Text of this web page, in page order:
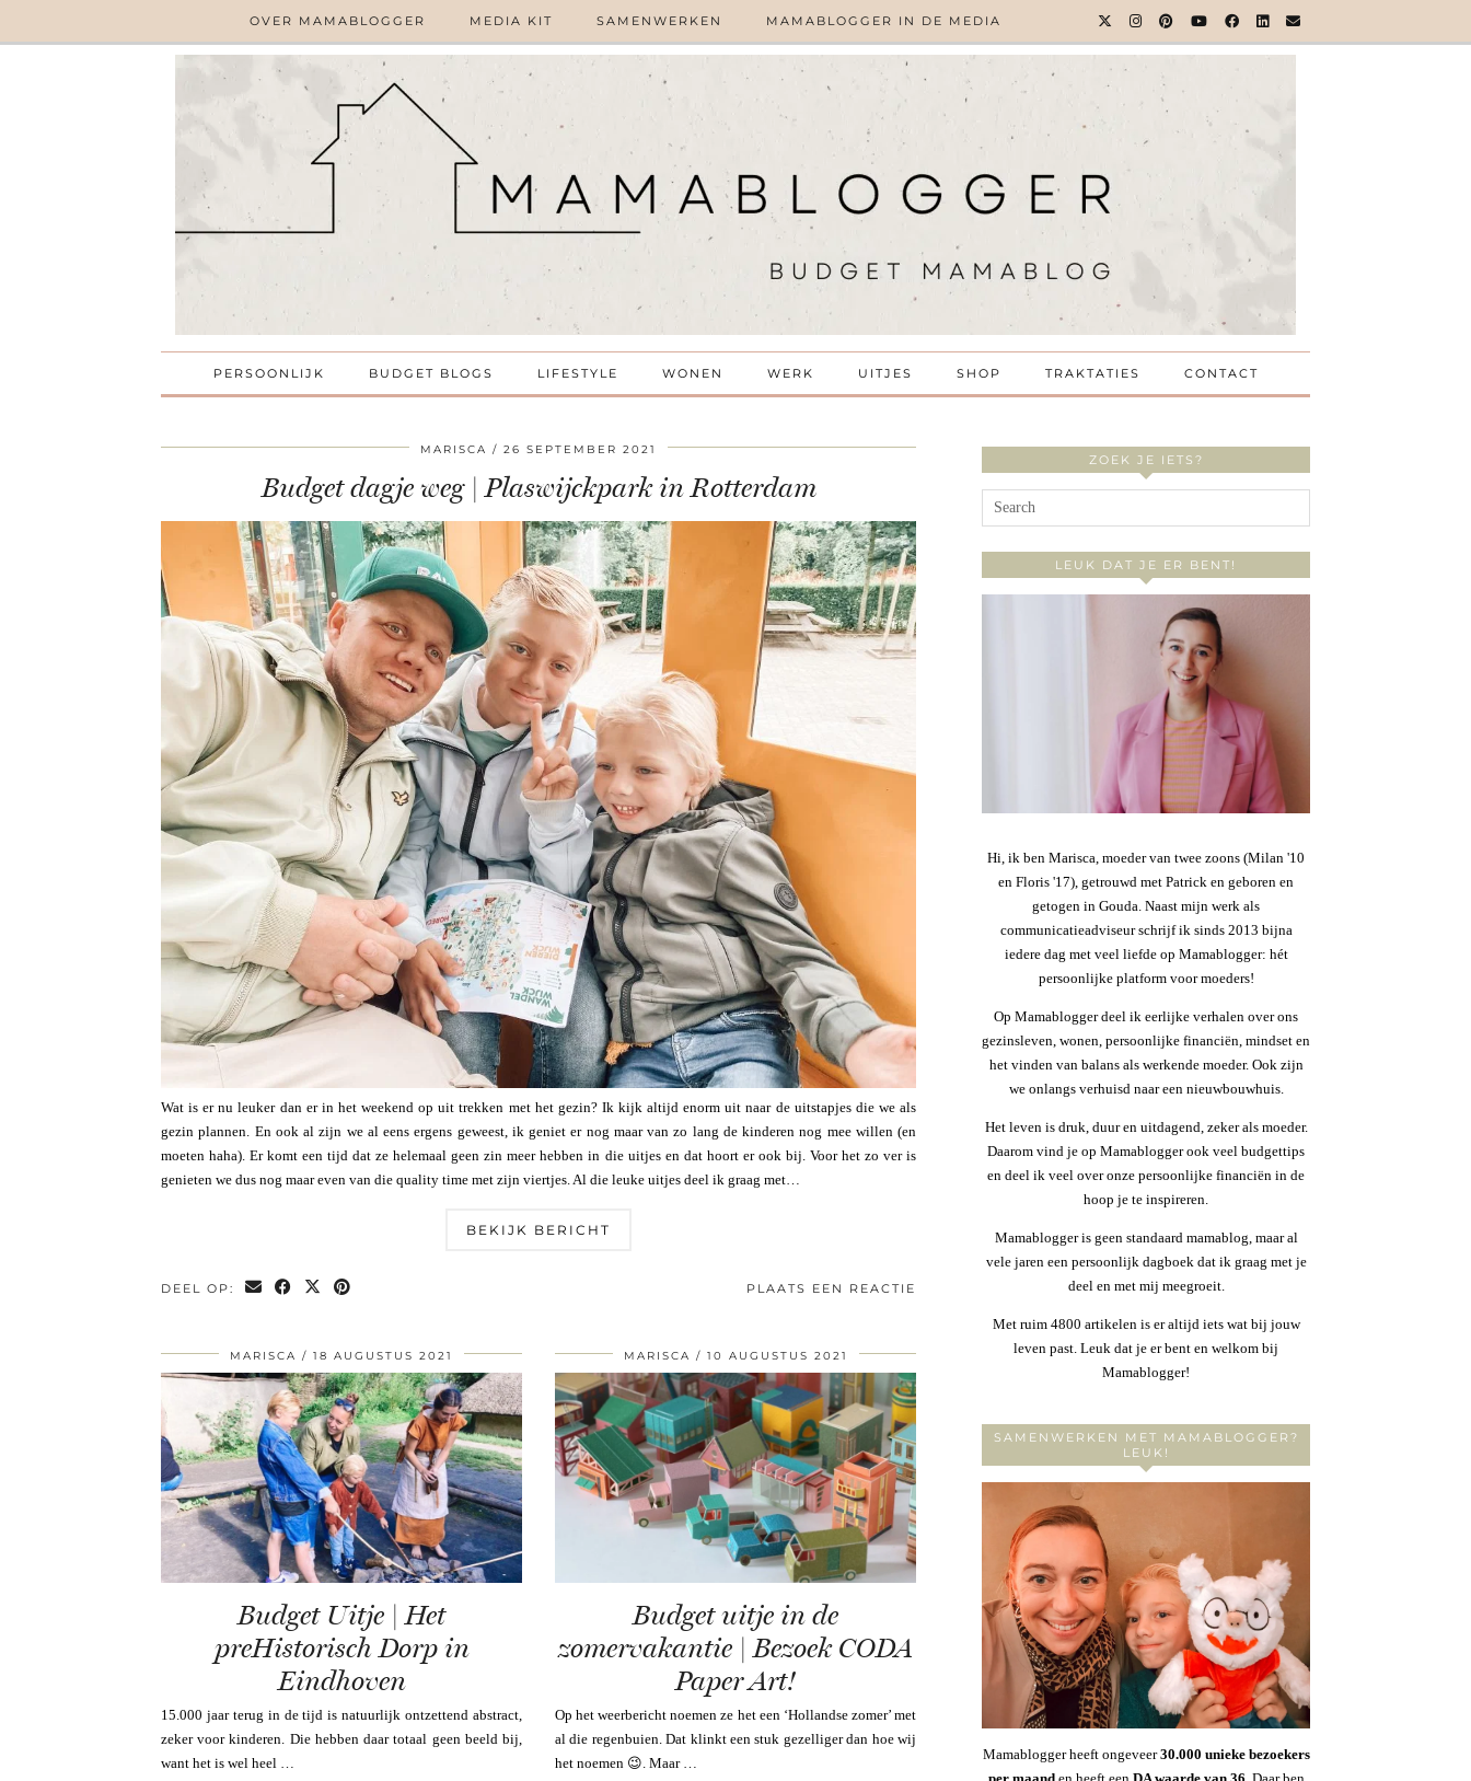
OVER MAMABLOGGER MEDIA KIT SAMENWERKEN MAMABLOGGER IN DE MEDIA
PERSOONLIJK BUDGET BLOGS LIFESTYLE WONEN WERK UITJES SHOP TRAKTATIES CONTACT
MARISCA 26 SEPTEMBER 2021
Budget dagje weg | Plaswijckpark in Rotterdam
Wat is er nu leuker dan er in het weekend op uit trekken met het gezin? Ik kijk altijd enorm uit naar de uitstapjes die we als
gezin plannen. En ook al zijn we al eens ergens geweest, ik geniet er nog maar van zo lang de kinderen nog mee willen (en
moeten haha). Er komt een tijd dat ze helemaal geen zin meer hebben in die uitjes en dat hoort er ook bij. Voor het zo ver is
genieten we dus nog maar even van die quality time met zijn viertjes. Al die leuke uitjes deel ik graag met…
BEKIJK BERICHT
DEEL OP: PLAATS EEN REACTIE
MARISCA 18 AUGUSTUS 2021
Budget Uitje | Het
preHistorisch Dorp in
Eindhoven
15.000 jaar terug in de tijd is natuurlijk ontzettend abstract,
zeker voor kinderen. Die hebben daar totaal geen beeld bij,
want het is wel heel …
MARISCA 10 AUGUSTUS 2021
Budget uitje in de
zomervakantie | Bezoek CODA
Paper Art!
Op het weerbericht noemen ze het een ‘Hollandse zomer’ met
al die regenbuien. Dat klinkt een stuk gezelliger dan hoe wij
het noemen 😉. Maar …
ZOEK JE IETS?
LEUK DAT JE ER BENT!
Hi, ik ben Marisca, moeder van twee zoons (Milan '10
en Floris '17), getrouwd met Patrick en geboren en
getogen in Gouda. Naast mijn werk als
communicatieadviseur schrijf ik sinds 2013 bijna
iedere dag met veel liefde op Mamablogger: hét
persoonlijke platform voor moeders!
Op Mamablogger deel ik eerlijke verhalen over ons
gezinsleven, wonen, persoonlijke financiën, mindset en
het vinden van balans als werkende moeder. Ook zijn
we onlangs verhuisd naar een nieuwbouwhuis.
Het leven is druk, duur en uitdagend, zeker als moeder.
Daarom vind je op Mamablogger ook veel budgettips
en deel ik veel over onze persoonlijke financiën in de
hoop je te inspireren.
Mamablogger is geen standaard mamablog, maar al
vele jaren een persoonlijk dagboek dat ik graag met je
deel en met mij meegroeit.
Met ruim 4800 artikelen is er altijd iets wat bij jouw
leven past. Leuk dat je er bent en welkom bij
Mamablogger!
SAMENWERKEN MET MAMABLOGGER?
LEUK!
Mamablogger heeft ongeveer30.000 unieke bezoekers